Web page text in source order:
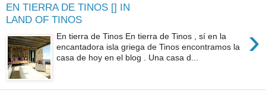
EN TIERRA DE TINOS [] IN
LAND OF TINOS
›
En tierra de Tinos En tierra de Tinos , sí en la
encantadora isla griega de Tinos encontramos la
casa de hoy en el blog . Una casa d...